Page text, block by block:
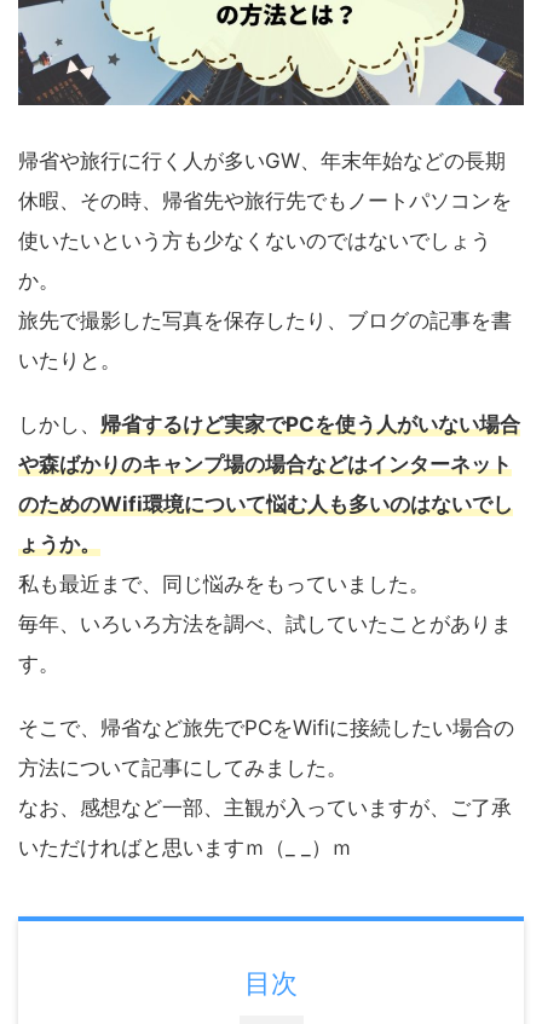
帰省や旅行に行く人が多いGW、年末年始などの長期
休暇、その時、帰省先や旅行先でもノートパソコンを
使いたいという方も少なくないのではないでしょう
か。
旅先で撮影した写真を保存したり、ブログの記事を書
いたりと。
しかし、 帰省するけど実家でPCを使う人がいない場合
や森ばかりのキャンプ場の場合などはインターネット
のためのWifi環境について悩む人も多いのはないでし
ょうか。
私も最近まで、同じ悩みをもっていました。
毎年、いろいろ方法を調べ、試していたことがありま
す。
そこで、帰省など旅先でPCをWifiに接続したい場合の
方法について記事にしてみました。
なお、感想など一部、主観が入っていますが、ご了承
いただければと思いますｍ（_ _）ｍ
目次